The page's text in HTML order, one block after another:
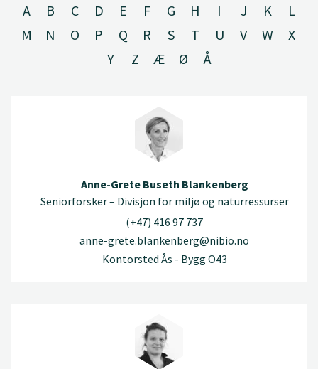
A B C D E F G H I J K
L
M
N O P Q R S T U V W
X
Y
Z Æ Ø Å
Anne-Grete Buseth Blankenberg
Seniorforsker – Divisjon for miljø og naturressurser
(+47) 416 97 737
anne-grete.blankenberg@nibio.no
Kontorsted Ås - Bygg O43